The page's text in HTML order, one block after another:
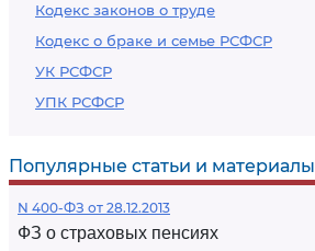
Кодекс законов о труде
Кодекс о браке и семье РСФСР
УК РСФСР
УПК РСФСР
Популярные статьи и материалы
N 400-ФЗ от 28.12.2013
ФЗ о страховых пенсиях